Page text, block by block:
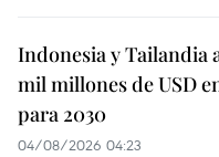
Indonesia y Tailandia
mil millones de USD
para 2030
04/08/2026 04:23